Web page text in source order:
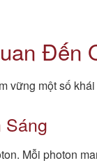
Đến
vững một số
Sáng
Mỗi photon